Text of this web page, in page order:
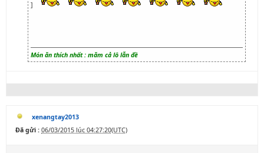
]
Món ăn thích nhất : măm cả lô lẫn đề
xenangtay2013
Đã gửi : 06/03/2015 lúc 04:27:20(UTC)